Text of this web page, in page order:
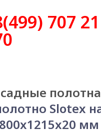
707 21
Slotex
мм